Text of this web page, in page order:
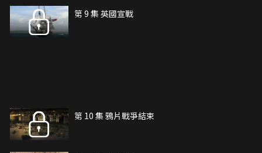
第 9 集 英國宣戰
第 10 集 鴉片戰爭結束